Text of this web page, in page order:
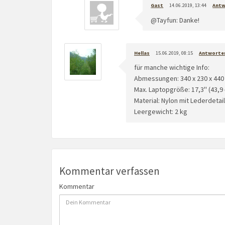
Gast 14.06.2019, 13:44
@Tayfun: Danke!
Hellas 15.06.2019, 08:15
für manche wichtige Info:
Abmessungen: 340 x 230 x
Max. Laptopgröße: 17,3'' (43,9
Material: Nylon mit
Leergewicht: 2 kg
Kommentar verfassen
Kommentar